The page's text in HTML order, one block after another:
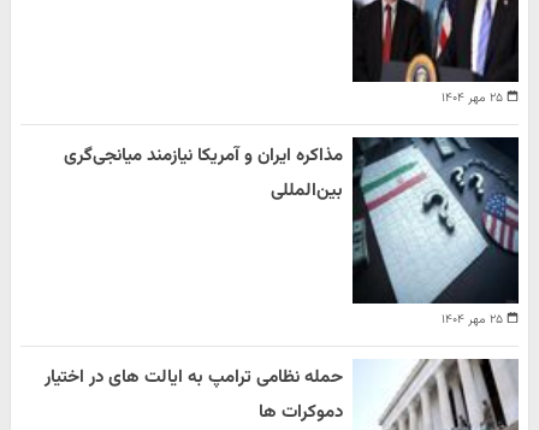
۲۵ مهر ۱۴۰۴
۲۵ مهر ۱۴۰۴
مذاکره ایران و آمریکا نیازمند میانجی‌گری
بین‌المللی
حمله نظامی ترامپ به ایالت های در اختیار
دموکرات ها